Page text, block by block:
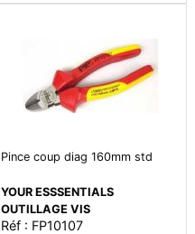
Pince coup diag 160mm std
YOUR ESSSENTIALS
OUTILLAGE VIS
Réf : FP10107